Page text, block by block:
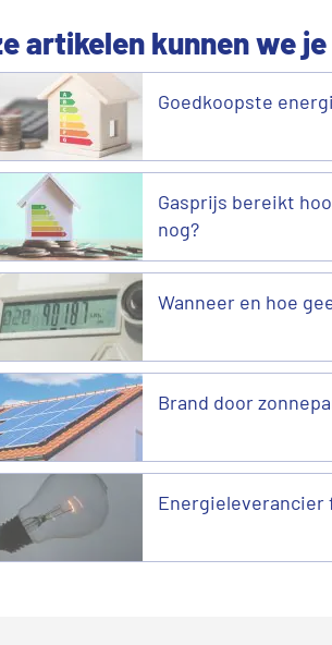
artikelen kunnen we
Goedkoopste
Gasprijs bereikt
nog?
Wanneer en hoe
Brand door
Energieleverancier